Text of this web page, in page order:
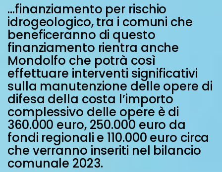
…finanziamento per rischio
idrogeologico, tra i comuni che
beneficeranno di questo
finanziamento rientra anche
Mondolfo che potrà così
effettuare interventi significativi
sulla manutenzione delle opere di
difesa della costa l’importo
complessivo delle opere è di
360.000 euro, 250.000 euro da
fondi regionali e 110.000 euro circa
che verranno inseriti nel bilancio
comunale 2023.